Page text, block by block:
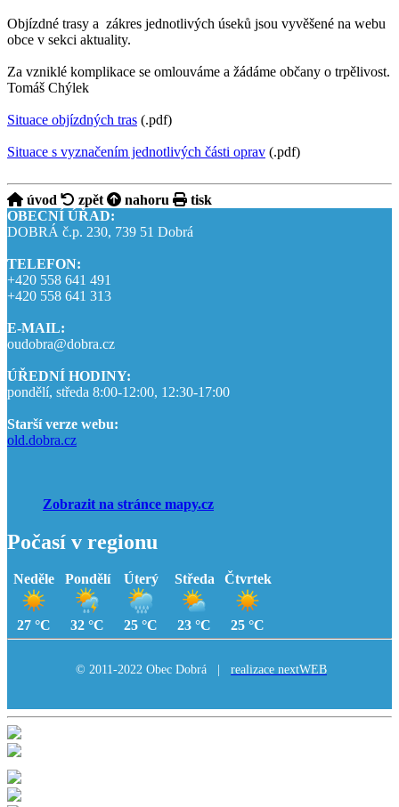
Objízdné trasy a zákres jednotlivých úseků jsou vyvěšené na webu
obce v sekci aktuality.
Za vzniklé komplikace se omlouváme a žádáme občany o trpělivost.
Tomáš Chýlek
Situace objízdných tras (.pdf)
Situace s vyznačením jednotlivých části oprav (.pdf)
úvod zpět nahoru
tisk
OBECNÍ ÚŘAD:
DOBRÁ č.p. 230, 739 51 Dobrá
TELEFON:
+420 558 641 491
+420 558 641 313
E-MAIL:
oudobra@dobra.cz
ÚŘEDNÍ HODINY:
pondělí, středa 8:00-12:00, 12:30-17:00
Starší verze webu:
old.dobra.cz
Zobrazit na stránce mapy.cz
Počasí v regionu
Neděle
27 °C
Pondělí
32 °C
Úterý
25 °C
Středa
23 °C
Čtvrtek
25 °C
© 2011-2022 Obec Dobrá | realizace nextWEB